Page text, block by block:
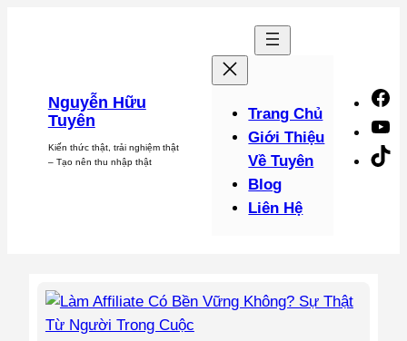
Nguyễn Hữu
Tuyên
Kiến thức thật, trải nghiệm thật
– Tạo nên thu nhập thật
Trang Chủ
Giới Thiệu
Về Tuyên
Blog
Liên Hệ